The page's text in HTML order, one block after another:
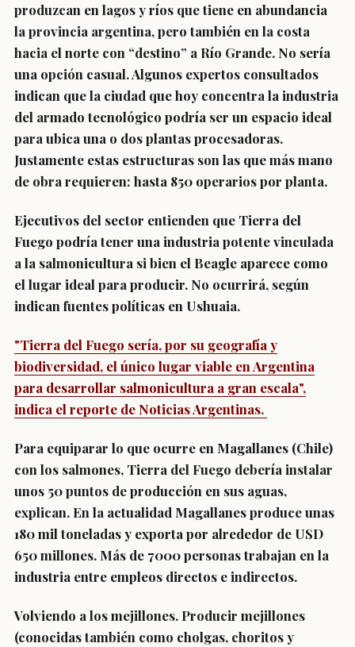
produzcan en lagos y ríos que tiene en abundancia
la provincia argentina, pero también en la costa
hacia el norte con “destino” a Río Grande. No sería
una opción casual. Algunos expertos consultados
indican que la ciudad que hoy concentra la industria
del armado tecnológico podría ser un espacio ideal
para ubica una o dos plantas procesadoras.
Justamente estas estructuras son las que más mano
de obra requieren: hasta 850 operarios por planta.
Ejecutivos del sector entienden que Tierra del
Fuego podría tener una industria potente vinculada
a la salmonicultura si bien el Beagle aparece como
el lugar ideal para producir. No ocurrirá, según
indican fuentes políticas en Ushuaia.
"Tierra del Fuego sería, por su geografía y
biodiversidad, el único lugar viable en Argentina
para desarrollar salmonicultura a gran escala",
indica el reporte de Noticias Argentinas.
Para equiparar lo que ocurre en Magallanes (Chile)
con los salmones, Tierra del Fuego debería instalar
unos 50 puntos de producción en sus aguas,
explican. En la actualidad Magallanes produce unas
180 mil toneladas y exporta por alrededor de USD
650 millones. Más de 7000 personas trabajan en la
industria entre empleos directos e indirectos.
Volviendo a los mejillones. Producir mejillones
(conocidas también como cholgas, choritos y